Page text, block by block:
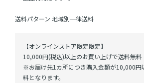
送料パターン 地域別一律送料
【オンラインストア限定限定】
10,000円(税込)以上のお買い上げで送料無料
※お届け先1カ所につき購入金額が10,000円
料となります。